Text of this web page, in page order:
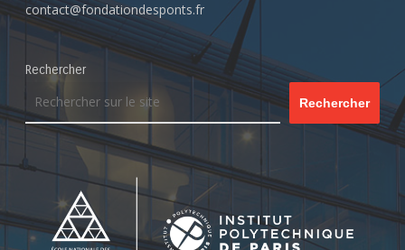
contact@fondationdesponts.fr
Rechercher
Rechercher